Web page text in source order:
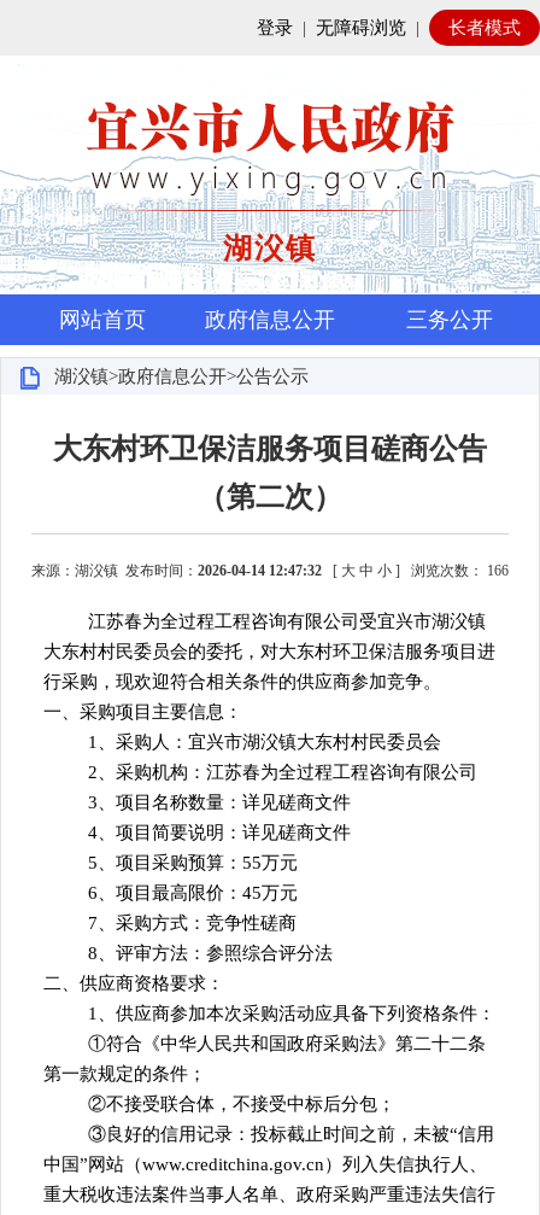
登录 | 无障碍浏览 | 长者模式
湖㳇镇
网站首页 政府信息公开 三务公开
湖㳇镇>政府信息公开>公告公示
大东村环卫保洁服务项目磋商公告
（第二次）
来源：湖㳇镇 发布时间： 2026-04-14 12:47:32 [ 大 中 小 ] 浏览次数： 166
江苏春为全过程工程咨询有限公司受宜兴市湖㳇镇
大东村村民委员会的委托，对大东村环卫保洁服务项目进
行采购，现欢迎符合相关条件的供应商参加竞争。
一、采购项目主要信息：
1、采购人：宜兴市湖㳇镇大东村村民委员会
2、采购机构：江苏春为全过程工程咨询有限公司
3、项目名称数量：详见磋商文件
4、项目简要说明：详见磋商文件
5、项目采购预算：55万元
6、项目最高限价：45万元
7、采购方式：竞争性磋商
8、评审方法：参照综合评分法
二、供应商资格要求：
1、供应商参加本次采购活动应具备下列资格条件：
①符合《中华人民共和国政府采购法》第二十二条
第一款规定的条件；
②不接受联合体，不接受中标后分包；
③良好的信用记录：投标截止时间之前，未被“信用
中国”网站（www.creditchina.gov.cn）列入失信执行人、
重大税收违法案件当事人名单、政府采购严重违法失信行